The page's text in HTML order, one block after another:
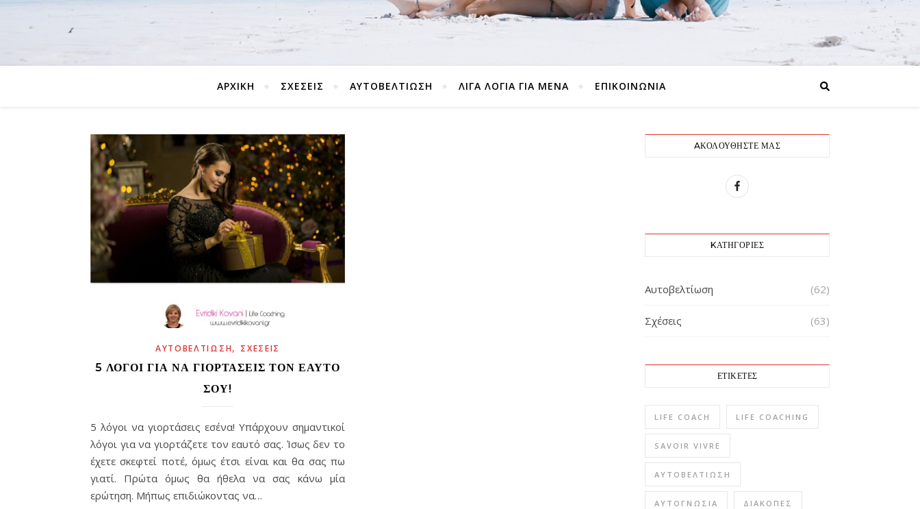
ΑΡΧΙΚΗ ΣΧΈΣΕΙΣ ΑΥΤΟΒΕΛΤΊΩΣΗ ΛΙΓΑ ΛΟΓΙΑ ΓΙΑ ΜΕΝΑ ΕΠΙΚΟΙΝΩΝΙΑ
ΑΥΤΟΒΕΛΤΊΩΣΗ, ΣΧΈΣΕΙΣ
5 ΛΌΓΟΙ ΓΙΑ ΝΑ ΓΙΟΡΤΆΣΕΙΣ ΤΟΝ ΕΑΥΤΌ
ΣΟΥ!
5 λόγοι να γιορτάσεις εσένα! Υπάρχουν σημαντικοί
λόγοι για να γιορτάζετε τον εαυτό σας. Ίσως δεν το
έχετε σκεφτεί ποτέ, όμως έτσι είναι και θα σας πω
γιατί. Πρώτα όμως θα ήθελα να σας κάνω μία
ερώτηση. Μήπως επιδιώκοντας να…
AΚΟΛΟΥΘΉΣΤΕ ΜΑΣ
KΑΤΗΓΟΡΊΕΣ
Αυτοβελτίωση (62)
Σχέσεις (63)
ΕΤΙΚΈΤΕΣ
LIFE COACH LIFE COACHING
SAVOIR VIVRE
ΑΥΤΟΒΕΛΤΊΩΣΗ
ΑΥΤΟΓΝΩΣΊΑ ΔΙΑΚΟΠΈΣ